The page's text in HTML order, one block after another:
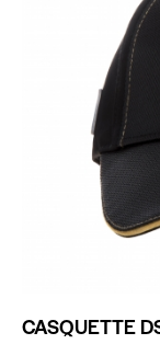
CASQUETTE